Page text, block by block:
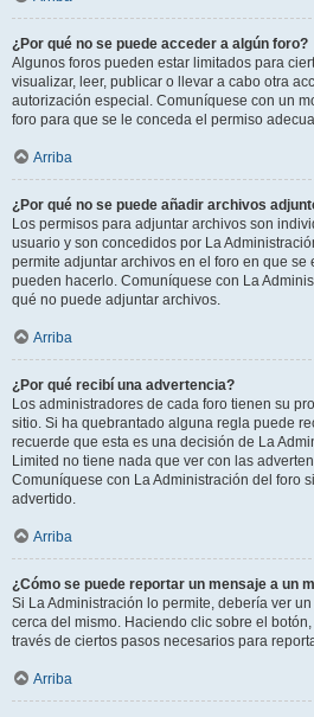
¿Por qué no se puede acceder a algún foro?
Algunos foros pueden estar limitados para
visualizar, leer, publicar o llevar a cabo otra
autorización especial. Comuníquese con un
foro para que se le conceda el permiso
Arriba
¿Por qué no se puede añadir archivos
Los permisos para adjuntar archivos son
usuario y son concedidos por La
permite adjuntar archivos en el foro en que
pueden hacerlo. Comuníquese con La
qué no puede adjuntar archivos.
Arriba
¿Por qué recibí una advertencia?
Los administradores de cada foro tienen su
sitio. Si ha quebrantado alguna regla puede
recuerde que esta es una decisión de La
Limited no tiene nada que ver con las
Comuníquese con La Administración del foro
advertido.
Arriba
¿Cómo se puede reportar un mensaje a un
Si La Administración lo permite, debería ver
cerca del mismo. Haciendo clic sobre el
través de ciertos pasos necesarios para
Arriba